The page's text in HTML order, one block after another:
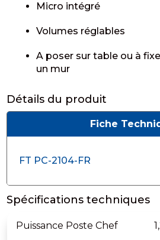
Micro intégré
Volumes réglables
A poser sur table ou à
un mur
Détails du produit
Fiche
FT PC-2104-FR
Spécifications techniques
Puissance Poste Chef